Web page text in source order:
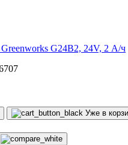
G24B2, 24V, 2 А/ч
Уже в